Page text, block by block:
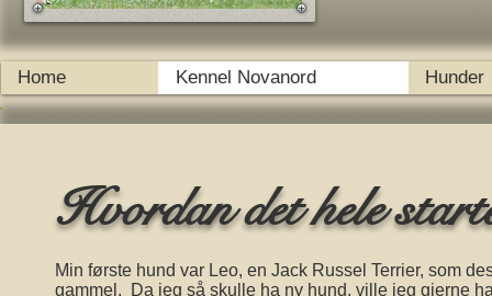
Home Kennel Novanord Hunder
Hvordan det hele
Min første hund var Leo, en Jack Russel Terrier, som
gammel. Da jeg så skulle ha ny hund, ville jeg gjerne